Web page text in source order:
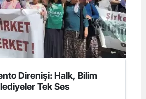
Direnişi: Halk, Bilim
Tek Ses